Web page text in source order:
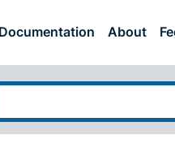
Documentation About